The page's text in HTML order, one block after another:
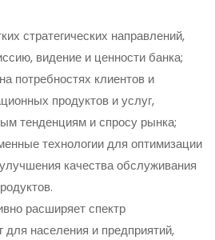
стратегических направлений,
видение и ценности банка;
потребностях клиентов и
продуктов и услуг,
тенденциям и спросу рынка;
технологии для оптимизации
качества обслуживания
расширяет спектр
населения и предприятий,